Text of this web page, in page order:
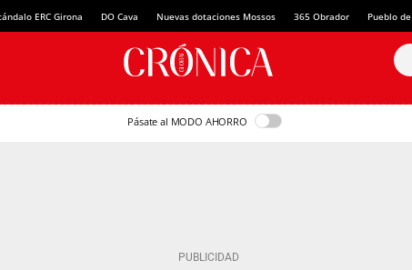
ERC Girona DO Cava Nuevas dotaciones Mossos 365 Obrador Pueblo
Pásate al MODO AHORRO